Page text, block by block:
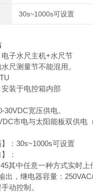
30s~1000s可设置
电子水尺主机+水尺节
尺测量节不能混用。
安装于电控箱内部
宽压供电。
市电与太阳能板双供电
】：30s~1000s可设置
：
其中任意一种方式实时上
，继电器容量：
动控制。